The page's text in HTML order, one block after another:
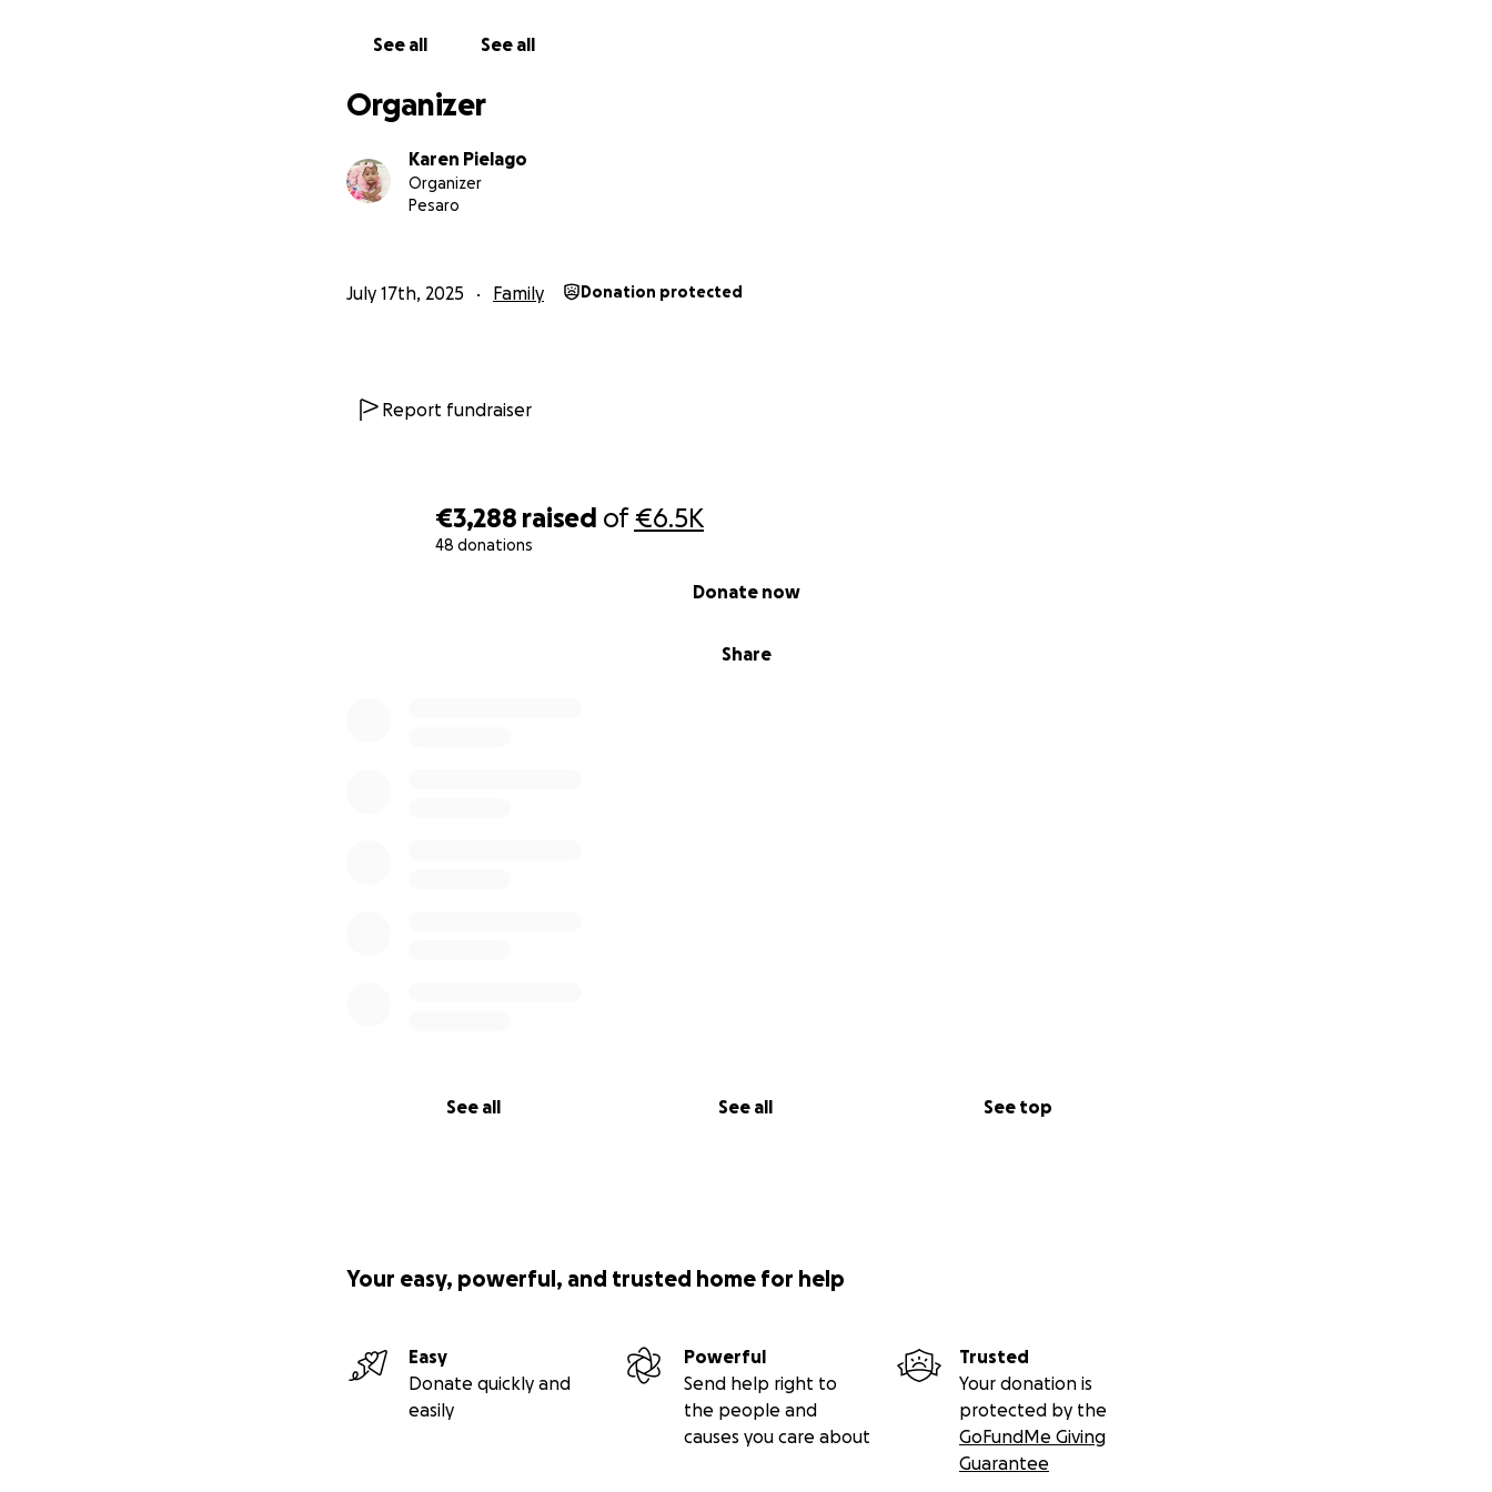
€3,288 raised of€6.5K
48 donations
Share
Donate now
See all See all See top
See all See all
Organizer
Karen Pielago
Organizer
Pesaro
July 17th, 2025 Family Donation protected
Report fundraiser
Your easy, powerful, and trusted home for help
Easy
Donate quickly and
easily
Powerful
Send help right to
the people and
causes you care about
Trusted
Your donation is
protected by the
GoFundMe Giving
Guarantee